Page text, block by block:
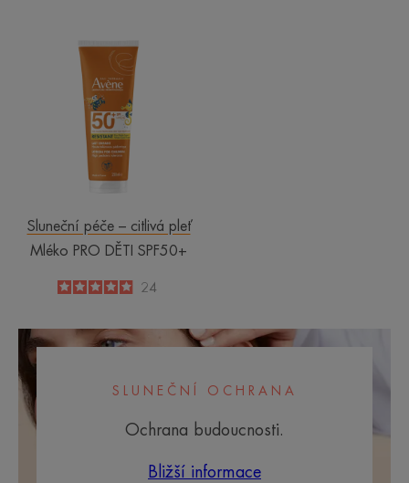
PRO
DĚTI
SPF50+
Sluneční péče – citlivá pleť
Mléko PRO DĚTI SPF50+
5
/
5
24
SLUNEČNÍ OCHRANA
Ochrana budoucnosti.
Bližší informace